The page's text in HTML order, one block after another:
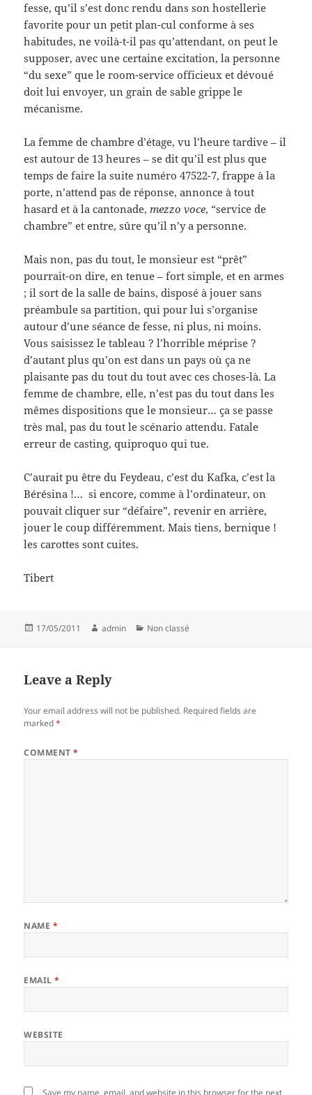
fesse, qu’il s’est donc rendu dans son hostellerie
favorite pour un petit plan-cul conforme à ses
habitudes, ne voilà-t-il pas qu’attendant, on peut le
supposer, avec une certaine excitation, la personne
“du sexe” que le room-service officieux et dévoué
doit lui envoyer, un grain de sable grippe le
mécanisme.
La femme de chambre d’étage, vu l’heure tardive – il
est autour de 13 heures – se dit qu’il est plus que
temps de faire la suite numéro 47522-7, frappe à la
porte, n’attend pas de réponse, annonce à tout
hasard et à la cantonade,mezzo voce, “service de
chambre” et entre, sûre qu’il n’y a personne.
Mais non, pas du tout, le monsieur est “prêt”
pourrait-on dire, en tenue – fort simple, et en armes
; il sort de la salle de bains, disposé à jouer sans
préambule sa partition, qui pour lui s’organise
autour d’une séance de fesse, ni plus, ni moins.
Vous saisissez le tableau ? l’horrible méprise ?
d’autant plus qu’on est dans un pays où ça ne
plaisante pas du tout du tout avec ces choses-là. La
femme de chambre, elle, n’est pas du tout dans les
mêmes dispositions que le monsieur… ça se passe
très mal, pas du tout le scénario attendu. Fatale
erreur de casting, quiproquo qui tue.
C’aurait pu être du Feydeau, c’est du Kafka, c’est la
Bérésina !… si encore, comme à l’ordinateur, on
pouvait cliquer sur “défaire”, revenir en arrière,
jouer le coup différemment. Mais tiens, bernique !
les carottes sont cuites.
Tibert
Posted
17/05/2011 Author
admin Categories
Non classé
Leave a Reply
Your email address will not be published. Required fields are
marked*
COMMENT*
NAME *
EMAIL*
WEBSITE
Save my name, email, and website in this browser for the next